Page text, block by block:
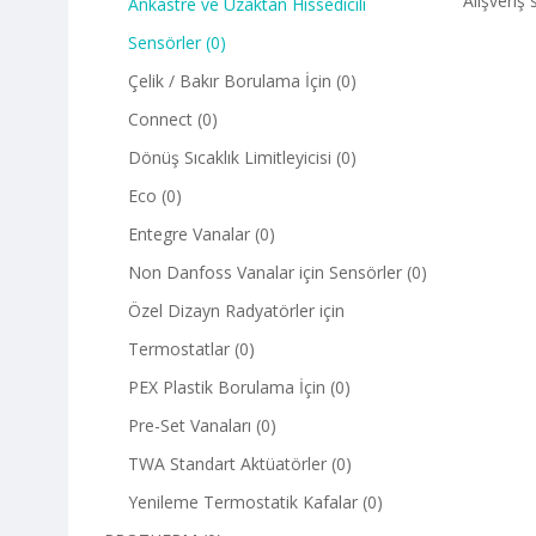
Ankastre ve Uzaktan Hissedicili
Sensörler (0)
Çelik / Bakır Borulama İçin (0)
Connect (0)
Dönüş Sıcaklık Limitleyicisi (0)
Eco (0)
Entegre Vanalar (0)
Non Danfoss Vanalar için Sensörler (0)
Özel Dizayn Radyatörler için
Termostatlar (0)
PEX Plastik Borulama İçin (0)
Pre-Set Vanaları (0)
TWA Standart Aktüatörler (0)
Yenileme Termostatik Kafalar (0)